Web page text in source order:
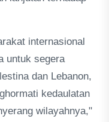
internasional
untuk segera
dan Lebanon,
kedaulatan
wilayahnya,"